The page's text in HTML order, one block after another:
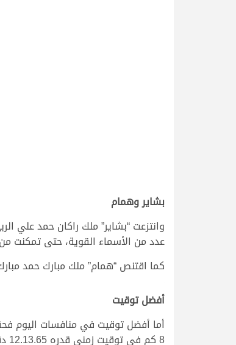
بشاير وهمام
وانتزعت “بشاير” ملك راكان حمد علي
عدد من الأسماء القوية، حتى تمكنت من
كما اقتنص “همام” ملك مبارك حمد مبارك
أفضل توقيت
أما أفضل توقيت في منافسات اليوم
8 كم في توقيت زمني قدره 12.13.65 دقيقة.